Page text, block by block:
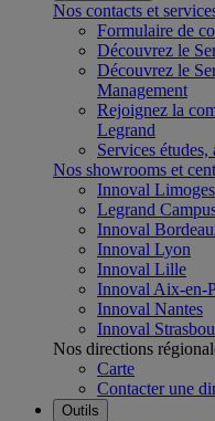
Nos contacts et
Formulaire de
Découvrez le
Découvrez le
Management
Rejoignez la
Legrand
Services
Nos showrooms et
Innoval Limoges
Legrand
Innoval
Innoval Lyon
Innoval Lille
Innoval Aix-en-
Innoval Nantes
Innoval
Nos directions
Carte
Contacter une
Outils